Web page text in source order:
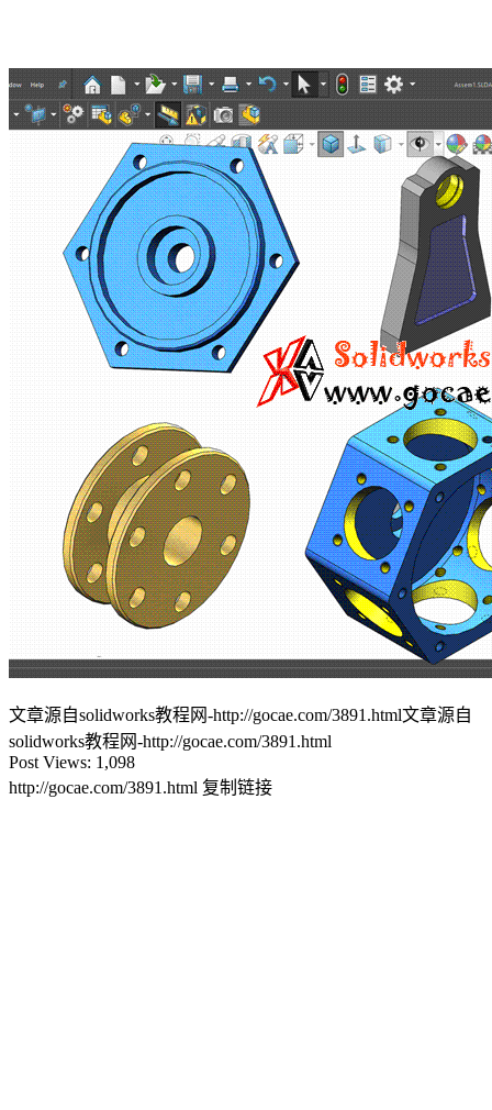
文章源自solidworks教程网-http://gocae.com/3891.html文章源自
solidworks教程网-http://gocae.com/3891.html
Post Views: 1,098
http://gocae.com/3891.html 复制链接